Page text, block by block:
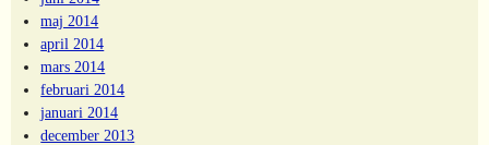
maj 2014
april 2014
mars 2014
februari 2014
januari 2014
december 2013